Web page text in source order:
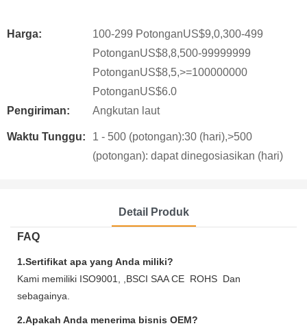
Harga:
100-299 PotonganUS$9,0,300-499
PotonganUS$8,8,500-99999999
PotonganUS$8,5,>=100000000
PotonganUS$6.0
Pengiriman:
Angkutan laut
Waktu Tunggu:
1 - 500 (potongan):30 (hari),>500
(potongan): dapat dinegosiasikan (hari)
Detail Produk
FAQ
1.Sertifikat apa yang Anda miliki?
Kami memiliki ISO9001, ,BSCI SAA CE ROHS Dan
sebagainya.
2.Apakah Anda menerima bisnis OEM?